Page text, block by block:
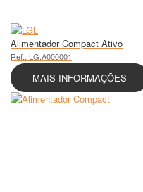
Alimentador Compact Ativo
Ref.: LG.A000001
MAIS INFORMAÇÕES